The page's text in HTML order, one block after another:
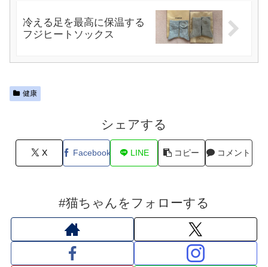
冷える足を最高に保温する
フジヒートソックス
健康
シェアする
X Facebook LINE コピー コメント
#猫ちゃんをフォローする